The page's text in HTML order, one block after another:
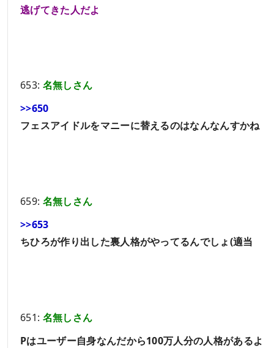
逃げてきた人だよ
653: 名無しさん
>>650
フェスアイドルをマニーに替えるのはなんなんすかね
659: 名無しさん
>>653
ちひろが作り出した裏人格がやってるんでしょ(適当
651: 名無しさん
Pはユーザー自身なんだから100万人分の人格があるよ